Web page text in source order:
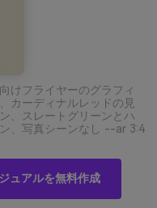
けフライヤーのグラフィ
カーディナルレッドの見
、スレートグリーンとハ
、写真シーンなし --ar 3:4
ュアルを無料作成